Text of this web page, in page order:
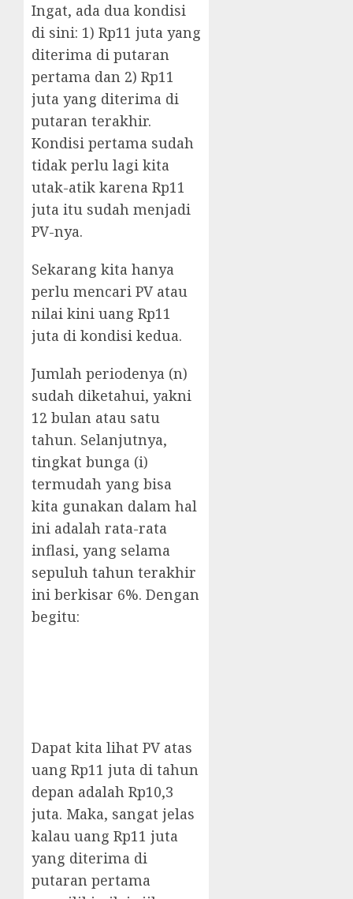
Ingat, ada dua kondisi
di sini: 1) Rp11 juta yang
diterima di putaran
pertama dan 2) Rp11
juta yang diterima di
putaran terakhir.
Kondisi pertama sudah
tidak perlu lagi kita
utak-atik karena Rp11
juta itu sudah menjadi
PV-nya.
Sekarang kita hanya
perlu mencari PV atau
nilai kini uang Rp11
juta di kondisi kedua.
Jumlah periodenya (n)
sudah diketahui, yakni
12 bulan atau satu
tahun. Selanjutnya,
tingkat bunga (i)
termudah yang bisa
kita gunakan dalam hal
ini adalah rata-rata
inflasi, yang selama
sepuluh tahun terakhir
ini berkisar 6%. Dengan
begitu:
Dapat kita lihat PV atas
uang Rp11 juta di tahun
depan adalah Rp10,3
juta. Maka, sangat jelas
kalau uang Rp11 juta
yang diterima di
putaran pertama